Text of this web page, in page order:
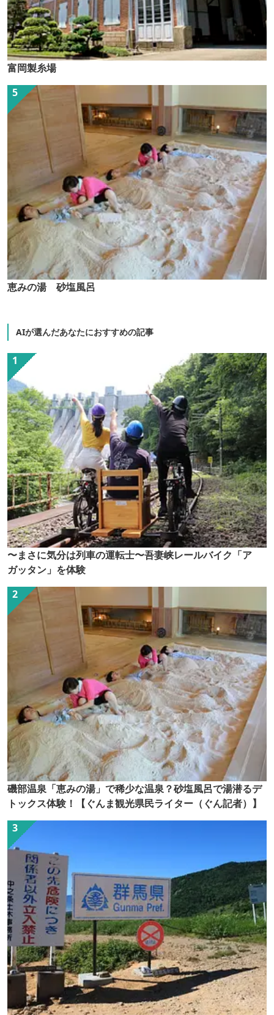
富岡製糸場
恵みの湯 砂塩風呂
AIが選んだあなたにおすすめの記事
〜まさに気分は列車の運転士〜吾妻峡レールバイク「ア
ガッタン」を体験
磯部温泉「恵みの湯」で稀少な温泉？砂塩風呂で湯潜るデ
トックス体験！【ぐんま観光県民ライター（ぐん記者）】